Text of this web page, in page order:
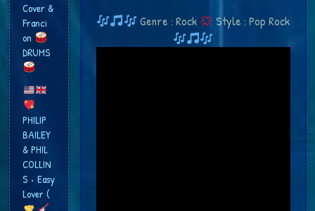
Genre : Rock Style : Pop Rock
Cover &
Franci​
on
DRUMS
PHILIP
BAILEY
& PHIL
COLLIN
S • Easy
Lover (